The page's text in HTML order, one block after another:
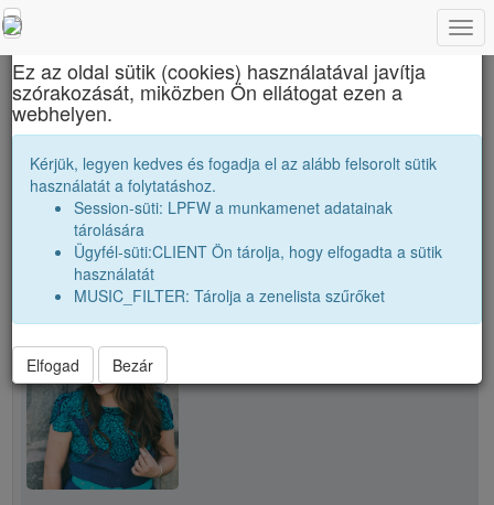
Marosvásárhelyi Művészeti Líceum
S. Izabella
S. Izabella
Ez az oldal sütik (cookies) használatával javítja
szórakozását, miközben Ön ellátogat ezen a
webhelyen.
Kérjük, legyen kedves és fogadja el az alább felsorolt sütik
használatát a folytatáshoz.
Session-süti: LPFW a munkamenet adatainak
tárolására
Ügyfél-süti:CLIENT Ön tárolja, hogy elfogadta a sütik
használatát
MUSIC_FILTER: Tárolja a zenelista szűrőket
Elfogad Bezár